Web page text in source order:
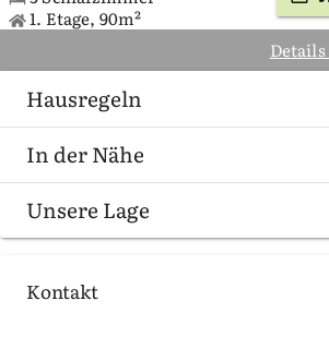
1. Etage, 90m²
Hausregeln
In der Nähe
Unsere Lage
Kontakt